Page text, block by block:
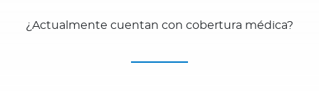
¿Actualmente cuentan con cobertura médica?